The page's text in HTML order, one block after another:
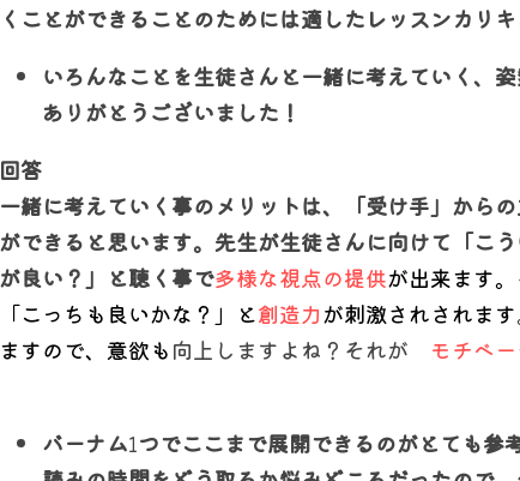
くことができることのためには適したレッスンカリキ
いろんなことを生徒さんと一緒に考えていく、
ありがとうございました！
回答
一緒に考えていく事のメリットは、「受け手」から
ができると思います。先生が生徒さんに向けて「こ
が良い？」と聴く事で多様な視点の提供が出来ます
「こっちも良いかな？」と創造力が刺激されされます
ますので、意欲も向上しますよね？それが モチベ
バーナム1つでここまで展開できるのがとても参